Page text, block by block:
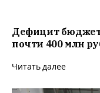
Дефицит
почти 400 млн
Читать далее